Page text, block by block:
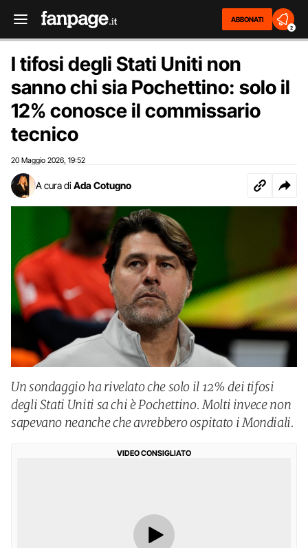
ABBONATI
2
I tifosi degli Stati Uniti non
sanno chi sia Pochettino: solo il
12% conosce il commissario
tecnico
20 Maggio 2026 19:52
A cura di Ada Cotugno
Un sondaggio ha rivelato che solo il 12% dei tifosi
degli Stati Uniti sa chi è Pochettino. Molti invece non
sapevano neanche che avrebbero ospitato i Mondiali.
VIDEO CONSIGLIATO